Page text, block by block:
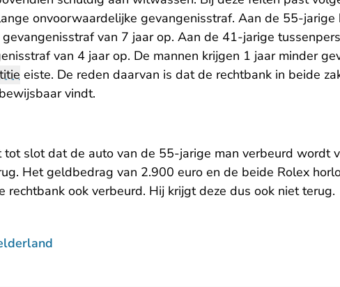
onvoorwaardelijke gevangenisstraf. Aan de 55-
van 7 jaar op. Aan de 41-jarige
van 4 jaar op. De mannen krijgen 1 jaar minder
eiste. De reden daarvan is dat de rechtbank in beide
vindt.
tot slot dat de auto van de 55-jarige man verbeurd wordt
Het geldbedrag van 2.900 euro en de beide Rolex
rechtbank ook verbeurd. Hij krijgt deze dus ook niet terug.